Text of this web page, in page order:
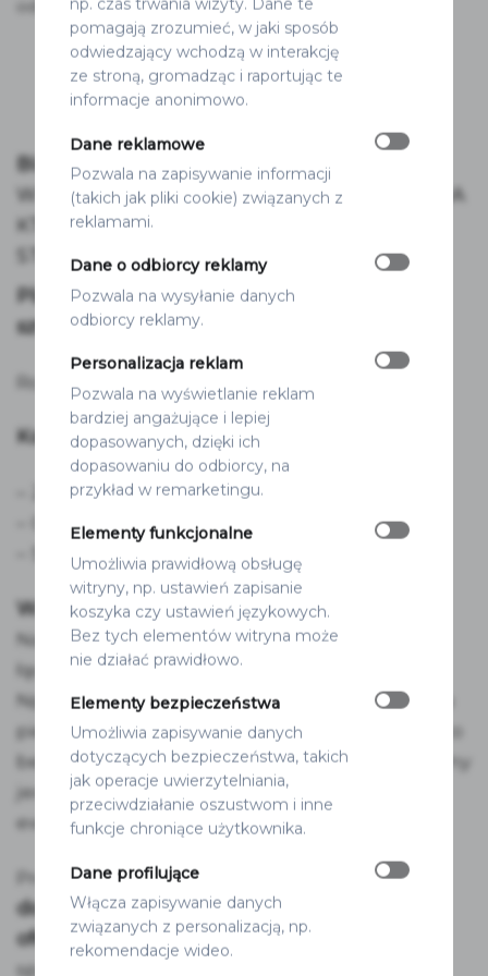
210.00 zł od77.50
BIAŁY PLAN STOŁÓW NA WESELE
WYKONANY Z BIAŁEJ,SZTYWNEJ
PŁYTY, NA
KTÓREJ NADRUKOWANY JEST PLAN
STOŁÓW.
Plan stołów jest gotowy do postawienia na
sztaludze bądź do powieszenia na stelażu.
Rozmiar: 80×60 cm
Kolory napisów do wyboru:
– Złoty matowy
– Czarny
– Srebrny matowy
Wzory do wyboru:
Nagłówki i teksty można ze sobą dowolnie
łączyć.
Np. jeśli podoba Wam się nagłówek ze wzoru
pierwszego, ale macie podział alfabetyczny, to
bez problemu stworzymy taki projekt (prosimy
jedynie o uwagi do zamówienia o
ewentualnych zmianach).
Projekt planu stołów możemy również
dopasować do pozostałej papeterii z naszej
oferty, aby wszystkie elementy były ze sobą
spójne.
np. czas trwania wizyty. Dane te
pomagają zrozumieć, w jaki sposób
odwiedzający wchodzą w interakcję
ze stroną, gromadząc i raportując te
informacje anonimowo.
Dane reklamowe
Pozwala na zapisywanie informacji
(takich jak pliki cookie) związanych z
reklamami.
Dane o odbiorcy reklamy
Pozwala na wysyłanie danych
odbiorcy reklamy.
Personalizacja reklam
Pozwala na wyświetlanie reklam
bardziej angażujące i lepiej
dopasowanych, dzięki ich
dopasowaniu do odbiorcy, na
przykład w remarketingu.
Elementy funkcjonalne
Umożliwia prawidłową obsługę
witryny, np. ustawień zapisanie
koszyka czy ustawień językowych.
Bez tych elementów witryna może
nie działać prawidłowo.
Elementy bezpieczeństwa
Umożliwia zapisywanie danych
dotyczących bezpieczeństwa, takich
jak operacje uwierzytelniania,
przeciwdziałanie oszustwom i inne
funkcje chroniące użytkownika.
Dane profilujące
Włącza zapisywanie danych
związanych z personalizacją, np.
rekomendacje wideo.